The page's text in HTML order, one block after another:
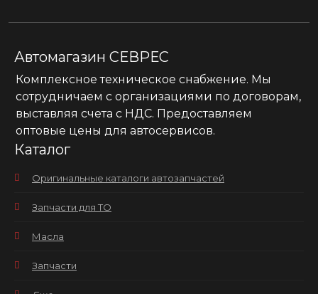
Автомагазин СЕВРЕС
Комплексное техническое снабжение. Мы
сотрудничаем с организациями по договорам,
выставляя счета с НДС. Предоставляем
оптовые цены для автосервисов.
Каталог
Оригинальные каталоги автозапчастей
Запчасти для ТО
Масла
Запчасти